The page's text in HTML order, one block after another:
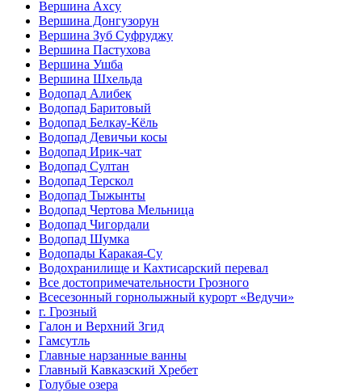
Вершина Ахсу
Вершина Донгузорун
Вершина Зуб Суфруджу
Вершина Пастухова
Вершина Ушба
Вершина Шхельда
Водопад Алибек
Водопад Баритовый
Водопад Белкау-Кёль
Водопад Девичьи косы
Водопад Ирик-чат
Водопад Султан
Водопад Терскол
Водопад Тыжынты
Водопад Чертова Мельница
Водопад Чигордали
Водопад Шумка
Водопады Каракая-Су
Водохранилище и Кахтисарский перевал
Все достопримечательности Грозного
Всесезонный горнолыжный курорт «Ведучи»
г. Грозный
Галон и Верхний Згид
Гамсутль
Главные нарзанные ванны
Главный Кавказский Хребет
Голубые озера